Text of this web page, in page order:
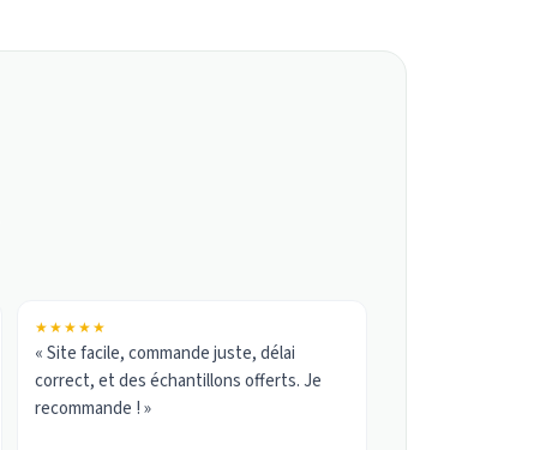
★★★★★
« Site facile, commande juste, délai
correct, et des échantillons offerts. Je
recommande ! »